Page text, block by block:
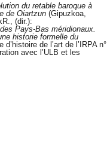
du retable baroque à
de Oiartzun(Gipuzkoa,
(dir.):
Pays-Bas méridionaux.
historie formelle du
d’histoire de l’art de l’IRPA n°
avec l’ULB et les